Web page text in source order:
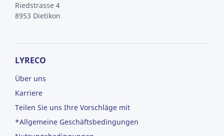
Riedstrasse 4
8953 Dietikon
LYRECO
Über uns
Karriere
Teilen Sie uns Ihre Vorschläge mit
*Allgemeine Geschäftsbedingungen